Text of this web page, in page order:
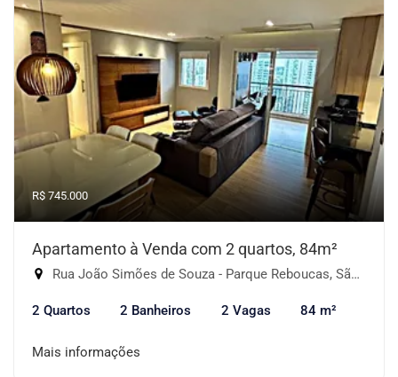
R$ 745.000
Apartamento à Venda com 2 quartos, 84m²
Rua João Simões de Souza - Parque Reboucas, São Paulo-SP
2 Quartos 2 Banheiros 2 Vagas 84 m²
Mais informações